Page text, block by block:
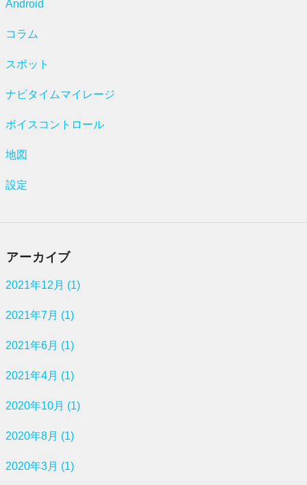
Android
コラム
スポット
ナビタイムマイレージ
ボイスコントロール
地図
設定
アーカイブ
2021年12月 (1)
2021年7月 (1)
2021年6月 (1)
2021年4月 (1)
2020年10月 (1)
2020年8月 (1)
2020年3月 (1)